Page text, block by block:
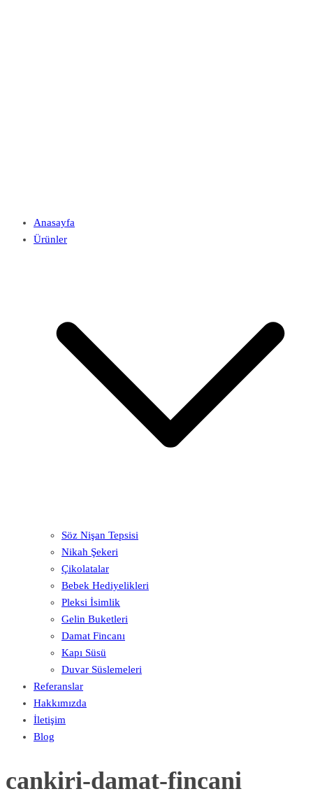
Anasayfa
Ürünler
Söz Nişan Tepsisi
Nikah Şekeri
Çikolatalar
Bebek Hediyelikleri
Pleksi İsimlik
Gelin Buketleri
Damat Fincanı
Kapı Süsü
Duvar Süslemeleri
Referanslar
Hakkımızda
İletişim
Blog
cankiri-damat-fincani